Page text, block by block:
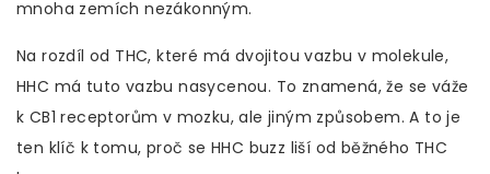
mnoha zemích nezákonným.
Na rozdíl od THC, které má dvojitou vazbu v molekule,
HHC má tuto vazbu nasycenou. To znamená, že se váže
k CB1 receptorům v mozku, ale jiným způsobem. A to je
ten klíč k tomu, proč se HHC buzz liší od běžného THC